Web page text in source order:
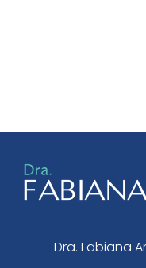
Dra. Fabiana